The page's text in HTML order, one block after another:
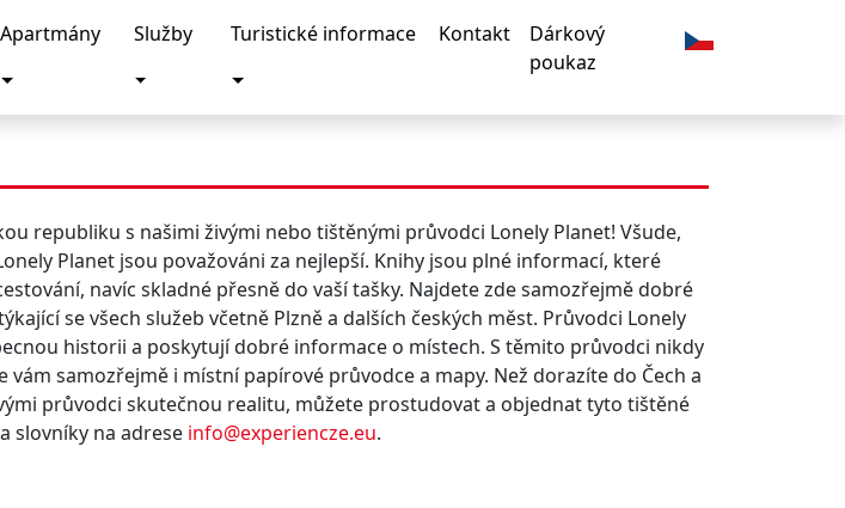
Apartmány
Toggle Dropdown
Služby
Toggle Dropdown
Turistické informace
Toggle Dropdown
Kontakt
Dárkový
poukaz
republiku s našimi živými nebo tištěnými průvodci Lonely Planet! Všude,
Planet jsou považováni za nejlepší. Knihy jsou plné informací, které
navíc skladné přesně do vaší tašky. Najdete zde samozřejmě dobré
se všech služeb včetně Plzně a dalších českých měst. Průvodci Lonely
historii a poskytují dobré informace o místech. S těmito průvodci nikdy
vám samozřejmě i místní papírové průvodce a mapy. Než dorazíte do Čech a
průvodci skutečnou realitu, můžete prostudovat a objednat tyto tištěné
slovníky na adrese info@experiencze.eu.